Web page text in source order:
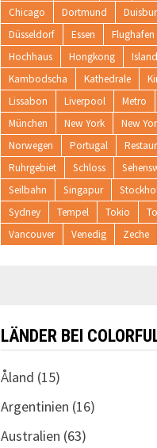
Chicago
Dortmund
Düsseldorf
Essen Flughafen
Hochhaus
Hongkong
Island
Kambodscha
Kathedrale
Lissabon
Liverpool Metro
München
New York
New
Norwegen
Portugal
Ruhrgebiet
Schloss
Seilbahn
Singapur
Sydney
Tempel Tokio
Vancouver
Venedig Zeche
LÄNDER BEI
Åland (15)
Argentinien (16)
Australien (63)